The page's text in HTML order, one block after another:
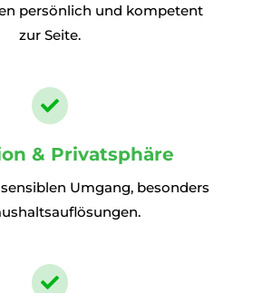
persönlich und kompetent
zur Seite.

& Privatsphäre
Umgang, besonders
